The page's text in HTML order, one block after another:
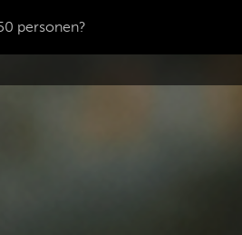
personen?